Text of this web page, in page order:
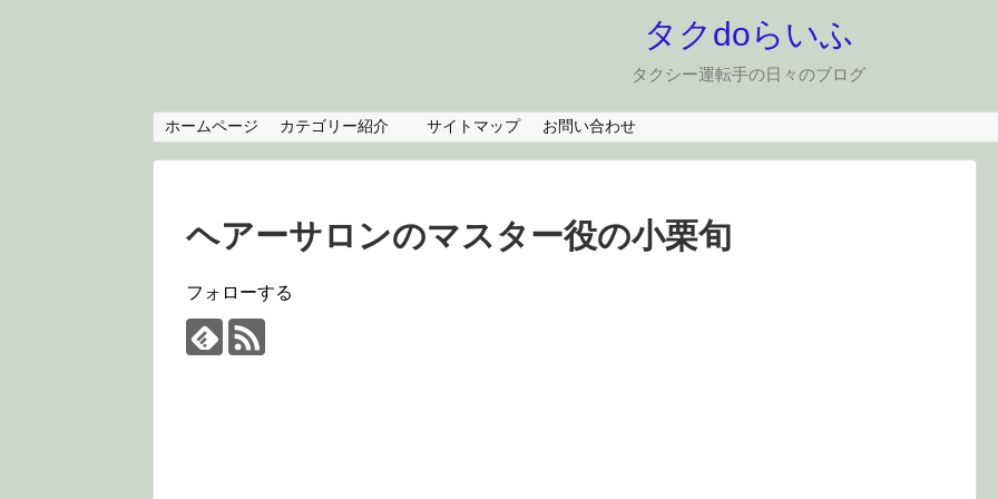
タクdoらいふ
タクシー運転手の日々のブログ
ホームページ カテゴリー紹介 サイトマップ お問い合わせ
ヘアーサロンのマスター役の小栗旬
フォローする